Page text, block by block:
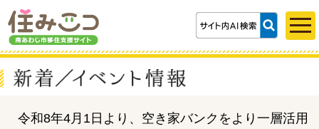
令和8年4月1日より、空き家バンクをより一層活用